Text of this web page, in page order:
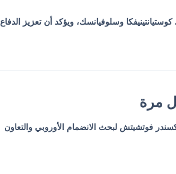
وسلوفيانسك، ويؤكد أن تعزيز الدفاع
مرة
فوتشيتش لبحث الانضمام الأوروبي والتعاون